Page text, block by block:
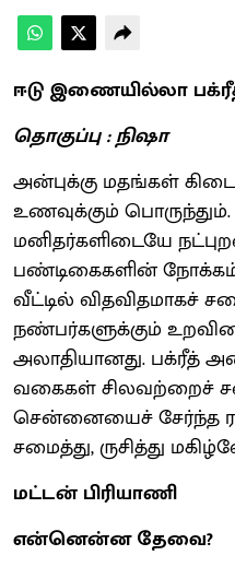
ஈடு இணையில்லா பக்ரீத்
தொகுப்பு : நிஷா
அன்புக்கு மதங்கள்
உணவுக்கும்
மனிதர்களிடையே
பண்டிகைகளின்
வீட்டில் விதவிதமாகச்
நண்பர்களுக்கும்
அலாதியானது. பக்ரீத்
வகைகள் சிலவற்றைச்
சென்னையைச் சேர்ந்த
சமைத்து, ருசித்து
மட்டன் பிரியாணி
என்னென்ன தேவை?